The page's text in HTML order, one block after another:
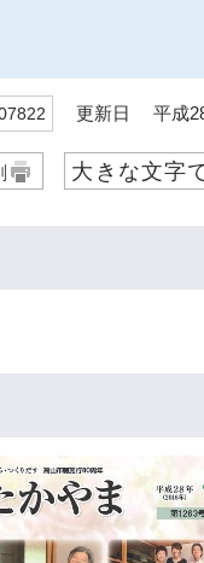
更新日 平成28
大きな文字